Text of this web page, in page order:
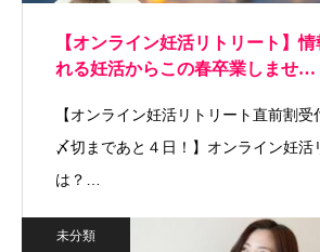
【オンライン妊活リトリート】
れる妊活からこの春卒業しませ…
【オンライン妊活リトリート直前割
〆切まであと４日！】オンライン妊活
は？…
未分類